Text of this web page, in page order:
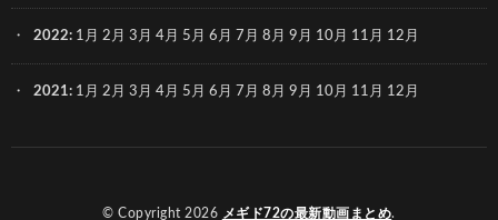
2022: 1月 2月 3月 4月 5月 6月 7月 8月 9月 10月 11月 12月
2021: 1月 2月 3月 4月 5月 6月 7月 8月 9月 10月 11月 12月
© Copyright 2026 メギド72の最新動画まとめ.